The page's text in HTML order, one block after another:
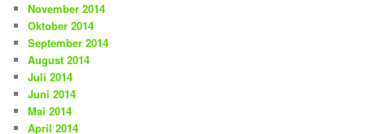
November 2014
Oktober 2014
September 2014
August 2014
Juli 2014
Juni 2014
Mai 2014
April 2014